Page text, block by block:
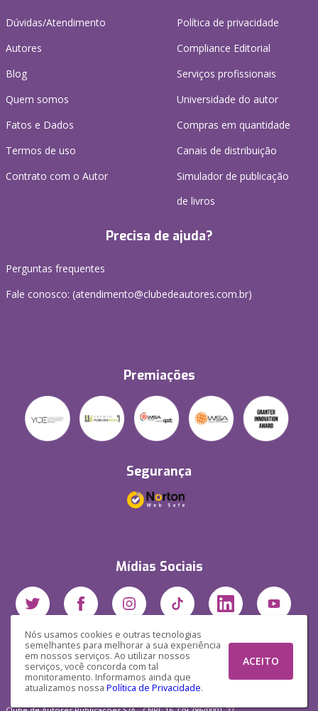
Nós usamos cookies e outras tecnologias
semelhantes para melhorar a sua experiência
em nossos serviços. Ao utilizar nossos
serviços, você concorda com tal
monitoramento. Informamos ainda que
atualizamos nossa Política de Privacidade.
ACEITO
Dúvidas/Atendimento
Autores
Blog
Quem somos
Fatos e Dados
Termos de uso
Contrato com o Autor
Política de privacidade
Compliance Editorial
Serviços profissionais
Universidade do autor
Compras em quantidade
Canais de distribuição
Simulador de publicação
de livros
Precisa de ajuda?
Perguntas frequentes
Fale conosco: (atendimento@clubedeautores.com.br)
Premiações
Segurança
Mídias Sociais